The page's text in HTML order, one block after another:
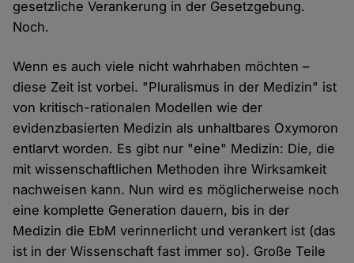
gesetzliche Verankerung in der Gesetzgebung.
Noch.
Wenn es auch viele nicht wahrhaben möchten –
diese Zeit ist vorbei. "Pluralismus in der Medizin" ist
von kritisch-rationalen Modellen wie der
evidenzbasierten Medizin als unhaltbares Oxymoron
entlarvt worden. Es gibt nur "eine" Medizin: Die, die
mit wissenschaftlichen Methoden ihre Wirksamkeit
nachweisen kann. Nun wird es möglicherweise noch
eine komplette Generation dauern, bis in der
Medizin die EbM verinnerlicht und verankert ist (das
ist in der Wissenschaft fast immer so). Große Teile